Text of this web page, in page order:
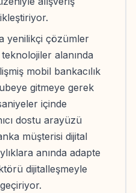
yenilikçi çözümler
alanında
mobil bankacılık
gitmeye gerek
içinde
dostu arayüzü
müşterisi dijital
anında adapte
dijitalleşmeyle